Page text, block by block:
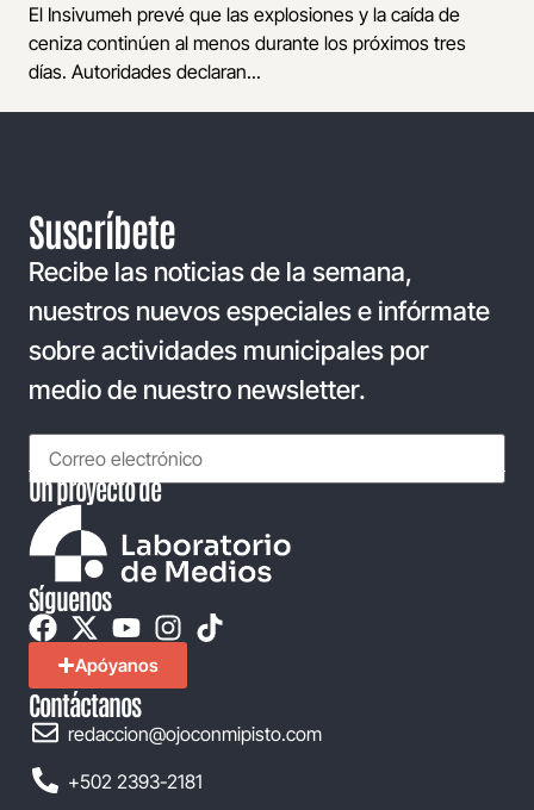
El Insivumeh prevé que las explosiones y la caída de
ceniza continúen al menos durante los próximos tres
días. Autoridades declaran...
Suscríbete
Recibe las noticias de la semana,
nuestros nuevos especiales e infórmate
sobre actividades municipales por
medio de nuestro newsletter.
Un proyecto de
Síguenos
Apóyanos
Contáctanos
redaccion@ojoconmipisto.com
+502 2393-2181